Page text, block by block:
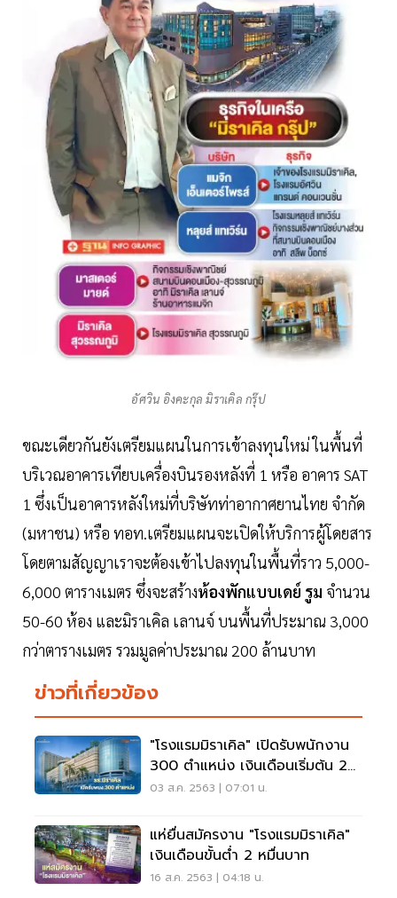
อัศวิน อิงคะกุล มิราเคิล กรุ๊ป
ขณะเดียวกันยังเตรียมแผนในการเข้าลงทุนใหม่ ในพื้นที่
บริเวณอาคารเทียบเครื่องบินรองหลังที่ 1 หรือ อาคาร SAT
1 ซึ่งเป็นอาคารหลังใหม่ที่บริษัทท่าอากาศยานไทย จำกัด
(มหาชน) หรือ ทอท.เตรียมแผนจะเปิดให้บริการผู้โดยสาร
โดยตามสัญญาเราจะต้องเข้าไปลงทุนในพื้นที่ราว 5,000-
6,000 ตารางเมตร ซึ่งจะสร้างห้องพักแบบเดย์ รูม จำนวน
50-60 ห้อง และมิราเคิล เลานจ์ บนพื้นที่ประมาณ 3,000
กว่าตารางเมตร รวมมูลค่าประมาณ 200 ล้านบาท
ข่าวที่เกี่ยวข้อง
"โรงแรมมิราเคิล" เปิดรับพนักงาน
300 ตำแหน่ง เงินเดือนเริ่มต้น 2
หมื่นบาท
03 ส.ค. 2563 | 07:01 น.
แห่ยื่นสมัครงาน "โรงแรมมิราเคิล"
เงินเดือนขั้นต่ำ 2 หมื่นบาท
16 ส.ค. 2563 | 04:18 น.